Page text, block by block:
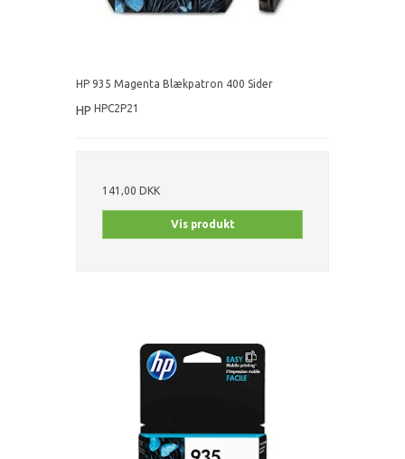
HP 935 Magenta Blækpatron 400 Sider
HP HPC2P21
141,00 DKK
Vis produkt